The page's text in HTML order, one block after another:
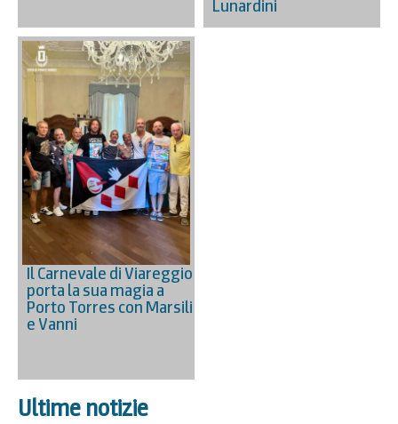
Lunardini
Il Carnevale di Viareggio
porta la sua magia a
Porto Torres con Marsili
e Vanni
Ultime notizie